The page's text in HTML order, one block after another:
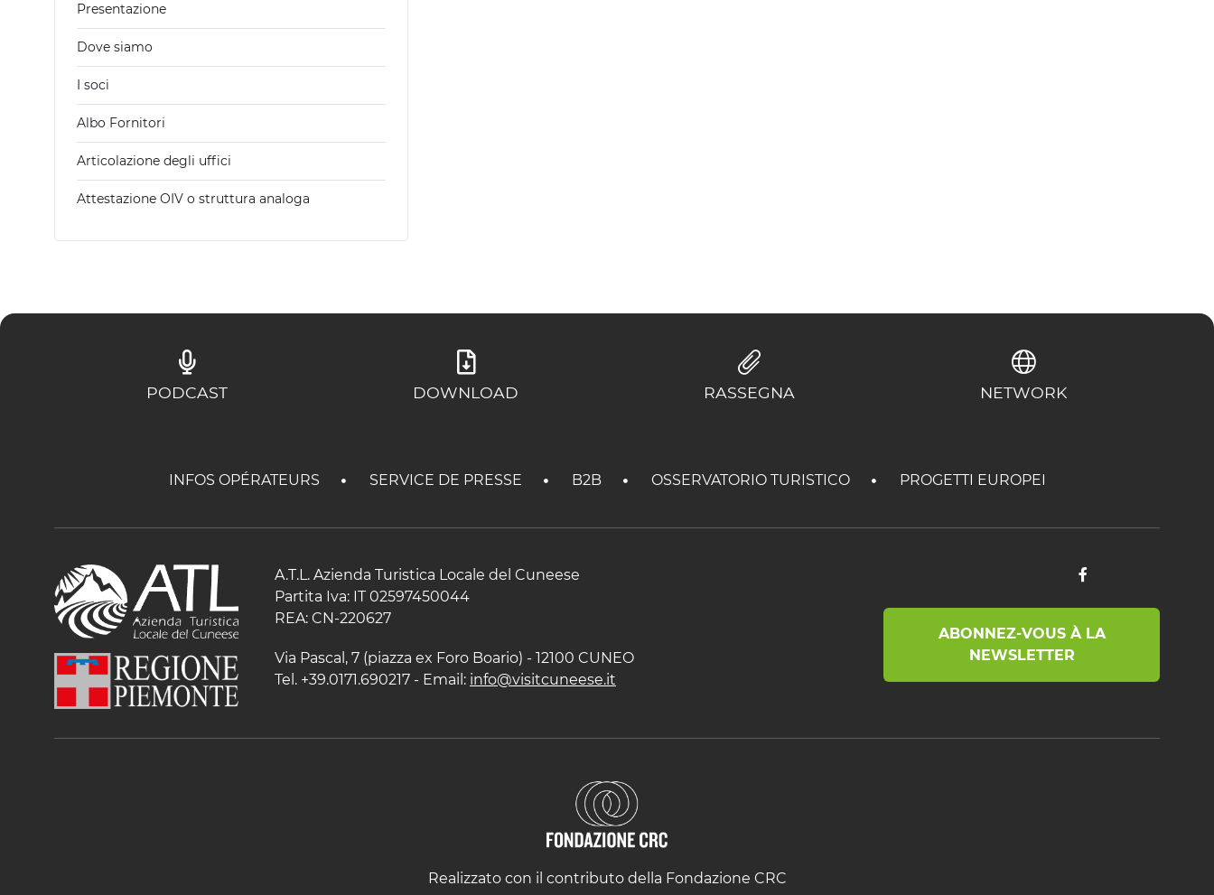
Presentazione
Dove siamo
I soci
Albo Fornitori
Articolazione degli uffici
Attestazione OIV o struttura analoga
PODCAST DOWNLOAD RASSEGNA NETWORK
INFOS OPÉRATEURS SERVICE DE PRESSE B2B OSSERVATORIO TURISTICO PROGETTI EUROPEI
A.T.L. Azienda Turistica Locale del Cuneese
Partita Iva: IT 02597450044
REA: CN-220627
Via Pascal, 7 (piazza ex Foro Boario) - 12100 CUNEO
Tel. +39.0171.690217 - Email: info@visitcuneese.it
ABONNEZ-VOUS À LA
NEWSLETTER
Realizzato con il contributo della Fondazione CRC